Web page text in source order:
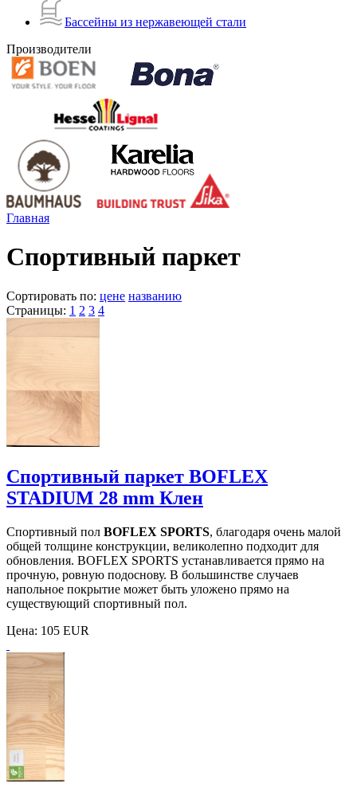
Бассейны из нержавеющей стали
Производители
Главная
Спортивный паркет
Сортировать по: цене названию
Страницы: 1 2 3 4
Спортивный паркет BOFLEX
STADIUM 28 mm Клен
Спортивный пол BOFLEX SPORTS, благодаря очень малой
общей толщине конструкции, великолепно подходит для
обновления. BOFLEX SPORTS устанавливается прямо на
прочную, ровную подоснову. В большинстве случаев
напольное покрытие может быть уложено прямо на
существующий спортивный пол.
Цена: 105 EUR